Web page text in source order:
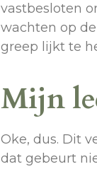
vastbesloten
wachten op
greep lijkt te
Mijn
Oke, dus. Dit
dat gebeurt